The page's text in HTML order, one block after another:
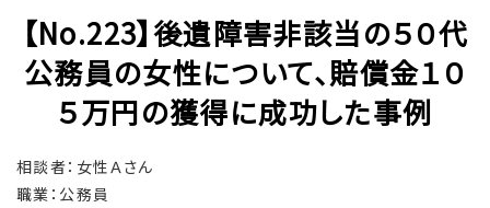
【No.223】後遺障害非該当の５０代
公務員の女性について、賠償金１０
５万円の獲得に成功した事例
相談者：女性Ａさん
職業：公務員